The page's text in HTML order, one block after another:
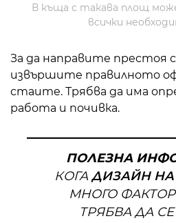
В къща с такава площ
всички
За да направите престоя
извършите правилното
стаите. Трябва да има
работа и почивка.
ПОЛЕЗНА
КОГА ДИЗАЙН
МНОГО
ТРЯБВА ДА